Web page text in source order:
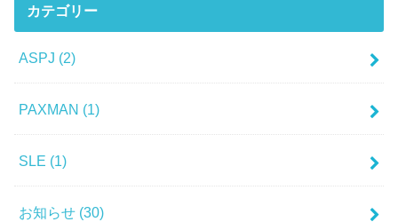
カテゴリー
ASPJ (2)
PAXMAN (1)
SLE (1)
お知らせ (30)